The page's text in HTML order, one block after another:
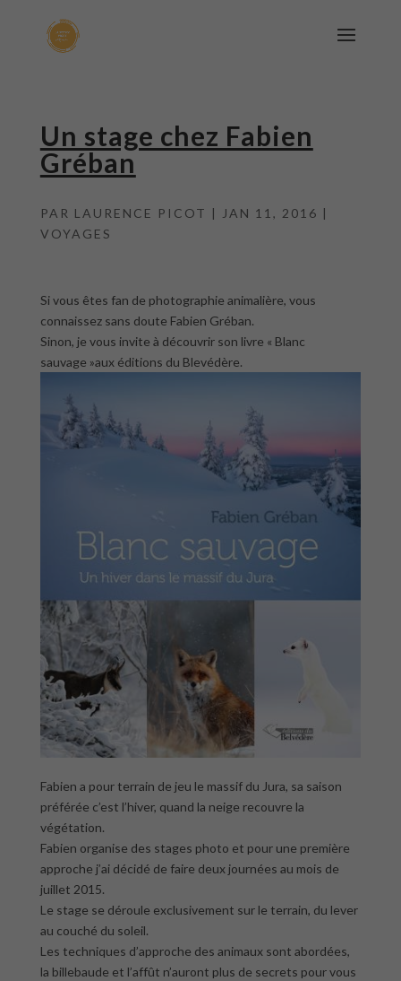
Un stage chez Fabien
Gréban
PAR LAURENCE PICOT | JAN 11, 2016 |
VOYAGES
Si vous êtes fan de photographie animalière, vous
connaissez sans doute Fabien Gréban.
Sinon, je vous invite à découvrir son livre « Blanc
sauvage »aux éditions du Blevédère.
Fabien a pour terrain de jeu le massif du Jura, sa saison
préférée c’est l’hiver, quand la neige recouvre la
végétation.
Fabien organise des stages photo et pour une première
approche j’ai décidé de faire deux journées au mois de
juillet 2015.
Le stage se déroule exclusivement sur le terrain, du lever
au couché du soleil.
Les techniques d’approche des animaux sont abordées,
la billebaude et l’affût n’auront plus de secrets pour vous